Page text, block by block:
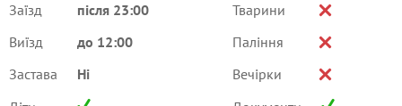
Заїзд
після 23:00
Виїзд
до 12:00
Застава
Ні
Тварини
Паління
Вечірки